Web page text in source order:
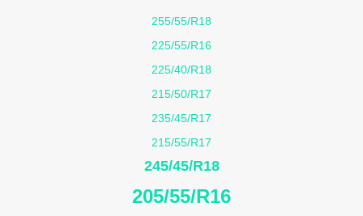
255/55/R18
225/55/R16
225/40/R18
215/50/R17
235/45/R17
215/55/R17
245/45/R18
205/55/R16